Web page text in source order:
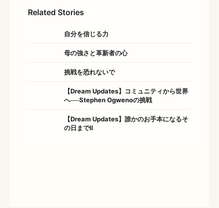
Related Stories
自分を信じる力
母の強さと革新者の心
挑戦を恐れないで
【Dream Updates】コミュニティから世界
へ──Stephen Ogwenoの挑戦
【Dream Updates】誰かのお手本になるそ
の日までⅡ